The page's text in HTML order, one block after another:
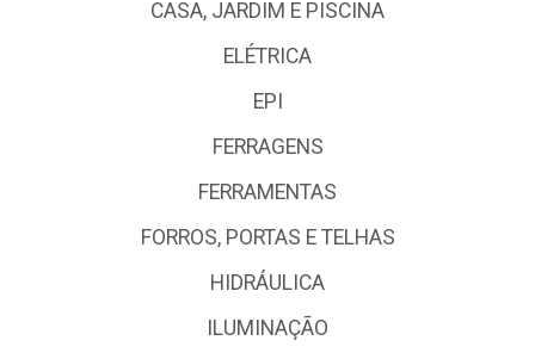
CASA, JARDIM E PISCINA
ELÉTRICA
EPI
FERRAGENS
FERRAMENTAS
FORROS, PORTAS E TELHAS
HIDRÁULICA
ILUMINAÇÃO